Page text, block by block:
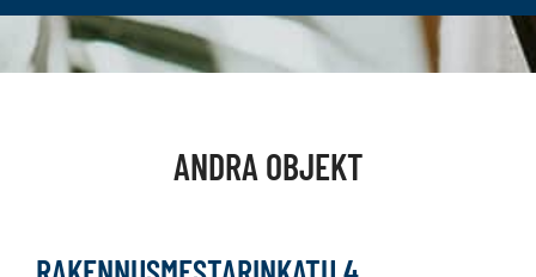
ANDRA OBJEKT